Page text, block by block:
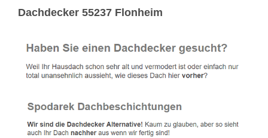
Dachdecker 55237 Flonheim